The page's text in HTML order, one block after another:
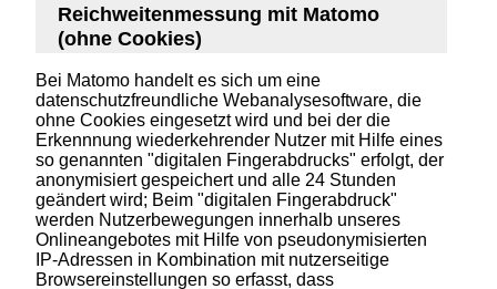
Reichweitenmessung mit Matomo
(ohne Cookies)
Bei Matomo handelt es sich um eine
datenschutzfreundliche Webanalysesoftware, die
ohne Cookies eingesetzt wird und bei der die
Erkennnung wiederkehrender Nutzer mit Hilfe eines
so genannten "digitalen Fingerabdrucks" erfolgt, der
anonymisiert gespeichert und alle 24 Stunden
geändert wird; Beim "digitalen Fingerabdruck"
werden Nutzerbewegungen innerhalb unseres
Onlineangebotes mit Hilfe von pseudonymisierten
IP-Adressen in Kombination mit nutzerseitige
Browsereinstellungen so erfasst, dass